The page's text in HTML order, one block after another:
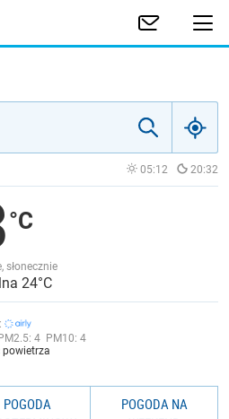
05:12 20:32
słonecznie
24°C
4 PM10: 4
powietrza
POGODA
POGODA NA